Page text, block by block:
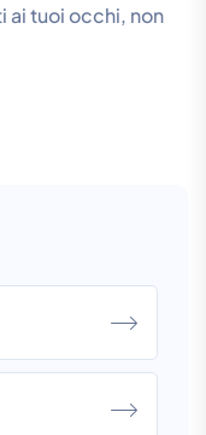
ai tuoi occhi, non